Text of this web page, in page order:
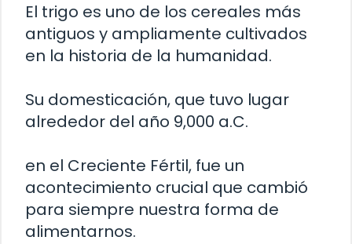
El trigo es uno de los cereales más
antiguos y ampliamente cultivados
en la historia de la humanidad.
Su domesticación, que tuvo lugar
alrededor del año 9,000 a.C.
en el Creciente Fértil, fue un
acontecimiento crucial que cambió
para siempre nuestra forma de
alimentarnos.